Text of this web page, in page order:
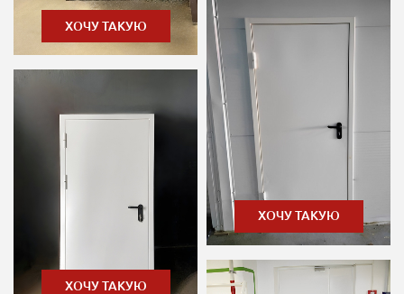
ХОЧУ ТАКУЮ
ХОЧУ ТАКУЮ
ХОЧУ ТАКУЮ